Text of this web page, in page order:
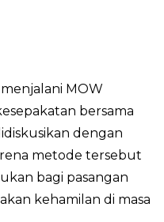
MOW
bersama
dengan
metode tersebut
bagi pasangan
kehamilan di masa